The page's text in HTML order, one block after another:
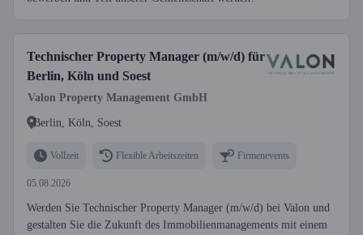
Technischer Property Manager (m/w/d) für
Berlin, Köln und Soest
Valon Property Management GmbH
Berlin, Köln, Soest
Vollzeit Flexible Arbeitszeiten Firmenevents
05.08.2026
Werden Sie Technischer Property Manager (m/w/d) bei Valon und
gestalten Sie die Zukunft des Immobilienmanagements mit einem